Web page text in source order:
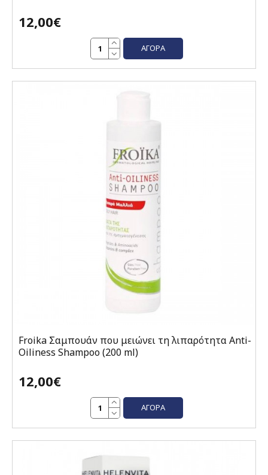
12,00€
ΑΓΟΡΆ
Froika Σαμπουάν που μειώνει τη λιπαρότητα Anti-
Oiliness Shampoo (200 ml)
12,00€
ΑΓΟΡΆ